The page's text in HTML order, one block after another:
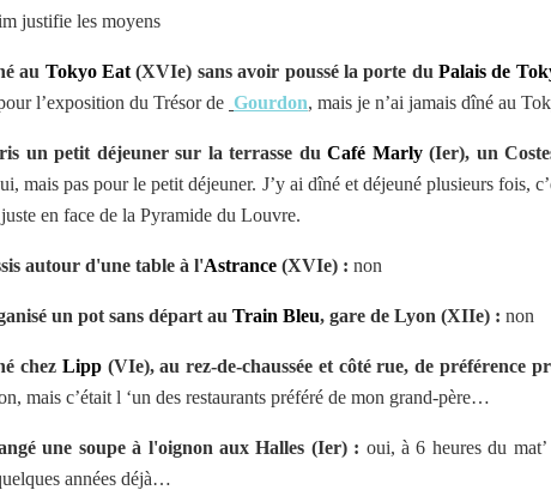
justifie les moyens
au Tokyo Eat(XVIe) sans avoir poussé la porte duPalais de
l’exposition du Trésor de Gourdon, mais je n’ai jamais dîné au
un petit déjeuner sur la terrasse duCafé Marly(Ier), un
mais pas pour le petit déjeuner. J’y ai dîné et déjeuné plusieurs fois,
en face de la Pyramide du Louvre.
autour d'une table à l'Astrance (XVIe) : non
un pot sans départ au Train Bleu, gare de Lyon (XIIe) : non
chez Lipp(VIe), au rez-de-chaussée et côté rue, de préférence
mais c’était l ‘un des restaurants préféré de mon grand-père…
une soupe à l'oignon aux Halles (Ier) : oui, à 6 heures du
années déjà…